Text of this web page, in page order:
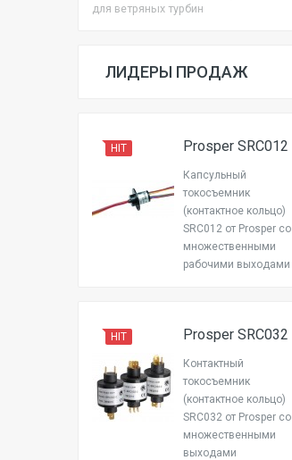
для ветряных турбин
ЛИДЕРЫ ПРОДАЖ
Prosper SRC012
Капсульный
токосъемник
(контактное кольцо)
SRC012 от Prosper со
множественными
рабочими выходами
HIT
Prosper SRC032
Контактный
токосъемник
(контактное кольцо)
SRC032 от Prosper со
множественными
выходами
HIT